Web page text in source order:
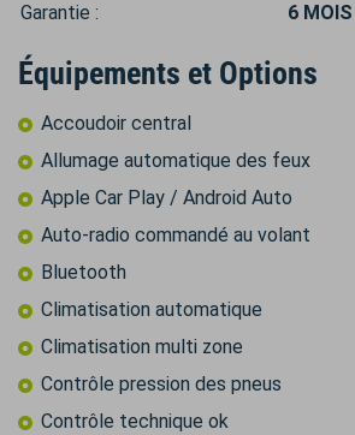
Garantie :
6 MOIS
Équipements et Options
Accoudoir central
Allumage automatique des feux
Apple Car Play / Android Auto
Auto-radio commandé au volant
Bluetooth
Climatisation automatique
Climatisation multi zone
Contrôle pression des pneus
Contrôle technique ok